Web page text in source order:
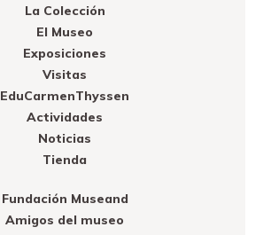
La Colección
El Museo
Exposiciones
Visitas
EduCarmenThyssen
Actividades
Noticias
Tienda
Fundación Museand
Amigos del museo